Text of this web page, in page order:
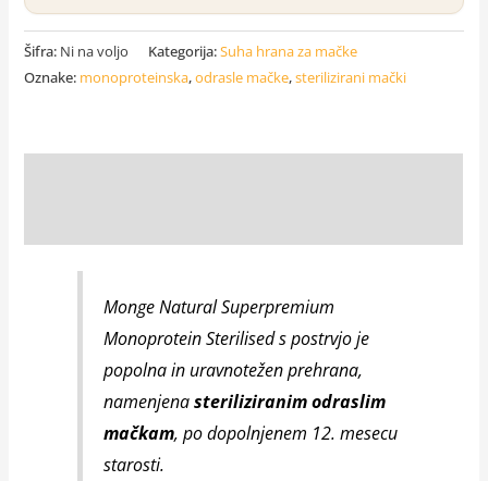
Šifra: Ni na voljo Kategorija:Suha hrana za mačke
Oznake: monoproteinska,odrasle mačke,sterilizirani mački
Monge Natural Superpremium
Monoprotein Sterilised s postrvjo je
popolna in uravnotežen prehrana,
namenjenasteriliziranim odraslim
mačkam, po dopolnjenem 12. mesecu
starosti.